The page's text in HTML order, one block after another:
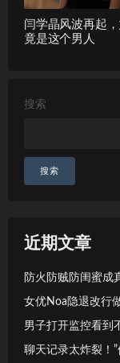
闫学晶风波再起
竟是这个男人
搜索
搜索
近期文章
防火防贼防闺蜜成
女优Noa隐退改行
男子打开监控看到
聊天记录太炸裂！